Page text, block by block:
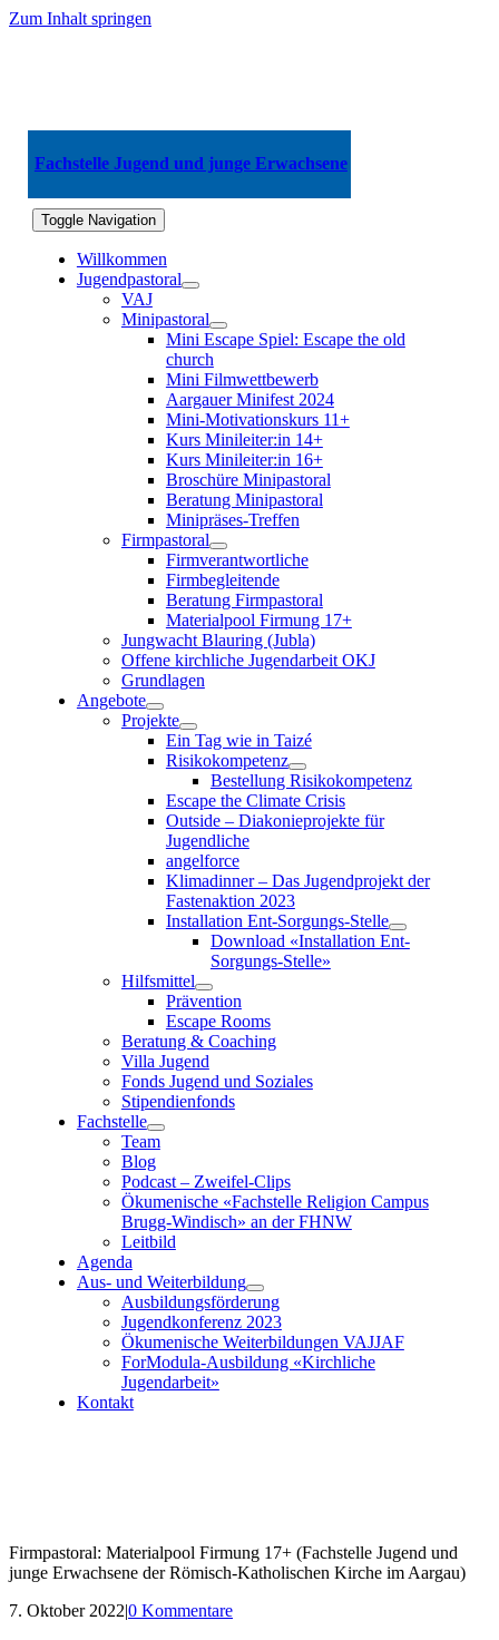
Zum Inhalt springen
Fachstelle Jugend und junge Erwachsene
Toggle Navigation
Willkommen
Jugendpastoral
VAJ
Minipastoral
Mini Escape Spiel: Escape the old
church
Mini Filmwettbewerb
Aargauer Minifest 2024
Mini-Motivationskurs 11+
Kurs Minileiter:in 14+
Kurs Minileiter:in 16+
Broschüre Minipastoral
Beratung Minipastoral
Minipräses-Treffen
Firmpastoral
Firmverantwortliche
Firmbegleitende
Beratung Firmpastoral
Materialpool Firmung 17+
Jungwacht Blauring (Jubla)
Offene kirchliche Jugendarbeit OKJ
Grundlagen
Angebote
Projekte
Ein Tag wie in Taizé
Risikokompetenz
Bestellung Risikokompetenz
Escape the Climate Crisis
Outside – Diakonieprojekte für
Jugendliche
angelforce
Klimadinner – Das Jugendprojekt der
Fastenaktion 2023
Installation Ent-Sorgungs-Stelle
Download «Installation Ent-
Sorgungs-Stelle»
Hilfsmittel
Prävention
Escape Rooms
Beratung & Coaching
Villa Jugend
Fonds Jugend und Soziales
Stipendienfonds
Fachstelle
Team
Blog
Podcast – Zweifel-Clips
Ökumenische «Fachstelle Religion Campus
Brugg-Windisch» an der FHNW
Leitbild
Agenda
Aus- und Weiterbildung
Ausbildungsförderung
Jugendkonferenz 2023
Ökumenische Weiterbildungen VAJJAF
ForModula-Ausbildung «Kirchliche
Jugendarbeit»
Kontakt
Firmpastoral: Materialpool Firmung 17+ (Fachstelle Jugend und
junge Erwachsene der Römisch-Katholischen Kirche im Aargau)
7. Oktober 2022|0 Kommentare